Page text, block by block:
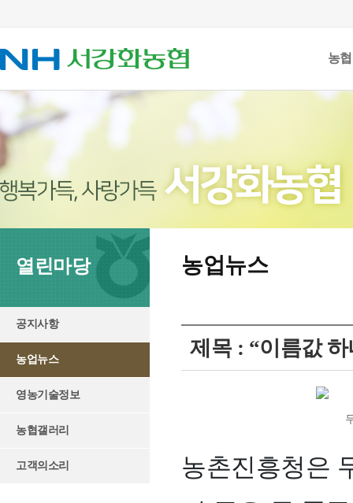
농
열린마당
공지사항
농업뉴스
영농기술정보
농협갤러리
고객의소리
농업뉴스
제목 : “이름값
농촌진흥청은